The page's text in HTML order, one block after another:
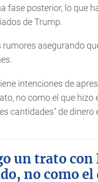
fase posterior, lo que
de Trump.
asegurando
intenciones de
no como el que hizo
cantidades" de dinero
un trato con
no como